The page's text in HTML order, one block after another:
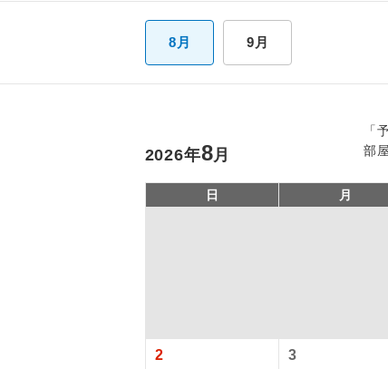
8月 9月
「
部
2026年8月
日 月
2 3